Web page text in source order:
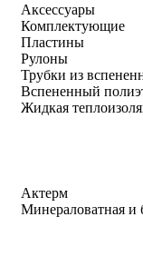
Аксессуары
Комплектующие
Пластины
Рулоны
Трубки из
Вспененный
Жидкая
Актерм
Минераловатная и